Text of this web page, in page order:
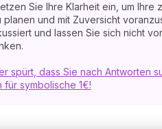
Sie Ihre Klarheit ein, um Ihre
planen und mit Zuversicht
und lassen Sie sich nicht
spürt, dass Sie nach Antworten
für symbolische 1€!